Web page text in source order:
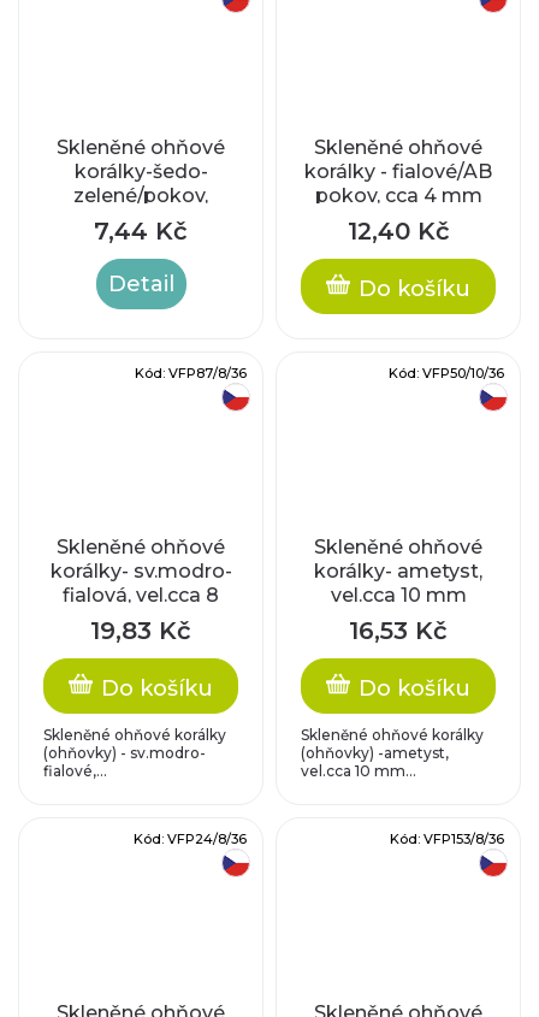
Skleněné ohňové
korálky-šedo-
zelené/pokov,
vel.cca 3 mm
7,44 Kč
Detail
Skleněné ohňové
korálky - fialové/AB
pokov, cca 4 mm
12,40 Kč
Do košíku
Skleněné ohňové
korálky- sv.modro-
fialová, vel.cca 8
mm
19,83 Kč
Do košíku
Skleněné ohňové korálky
(ohňovky) - sv.modro-
fialové,...
Kód: VFP87/8/36
Skleněné ohňové
korálky- ametyst,
vel.cca 10 mm
16,53 Kč
Do košíku
Skleněné ohňové korálky
(ohňovky) -ametyst,
vel.cca 10 mm...
Kód: VFP50/10/36
Kód: VFP24/8/36 Kód: VFP153/8/36